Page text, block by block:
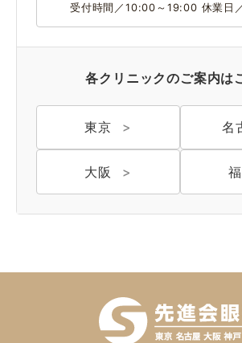
受付時間／10:00～19:00 休業日
各クリニックのご案内は
東京 名
大阪